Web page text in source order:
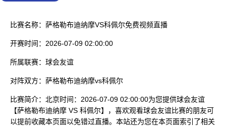
比赛名称： 萨格勒布迪纳摩VS科佩尔免费视频直播
开赛时间： 2026-07-09 02:00:00
所属联赛： 球会友谊
对阵双方： 萨格勒布迪纳摩vs科佩尔
比赛简介： 北京时间：2026-07-09 02:00:00为您提供球会友谊
【萨格勒布迪纳摩 VS 科佩尔】，喜欢观看球会友谊比赛的朋友可
以提前收藏本页面以免错过直播。本站还为您在本页面索引了相关